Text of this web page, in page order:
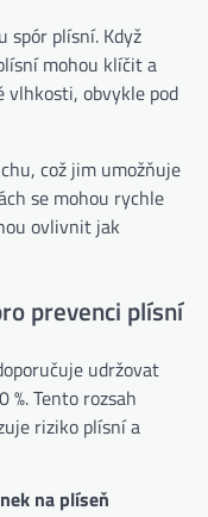
plísní. Když
mohou klíčit a
vlhkosti, obvykle pod
což jim umožňuje
se mohou rychle
ovlivnit jak
prevenci plísní
udržovat
Tento rozsah
riziko plísní a
na plíseň